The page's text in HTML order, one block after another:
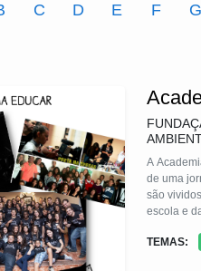
C D E F G
A
de uma
são
escola e
desses
TEMAS: